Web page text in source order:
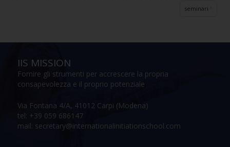
seminari
IIS MISSION
Fornire gli strumenti per accrescere la propria
consapevolezza e il proprio potenziale
Via Fontana 4/A, 41012 Carpi (Modena)
tel: +39 059 686147
mail: secretary@internationalinitiationschool.com